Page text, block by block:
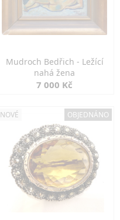
Mudroch Bedřich - Ležící
nahá žena
7 000 Kč
NOVÉ OBJEDNÁNO